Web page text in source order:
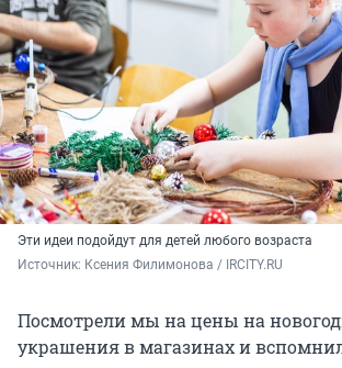
Эти идеи подойдут для детей любого возраста
Источник: Ксения Филимонова / IRCITY.RU
Посмотрели мы на цены на
украшения в магазинах и